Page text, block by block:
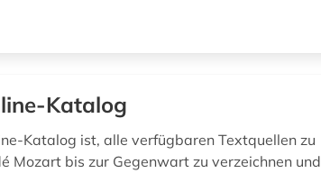
Katalog
Katalog ist, alle verfügbaren Textquellen zu
Mozart bis zur Gegenwart zu verzeichnen und